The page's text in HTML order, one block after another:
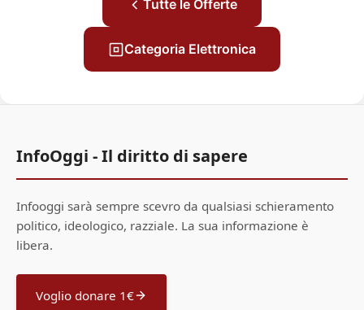
Tutte le Offerte
Categoria Elettronica
InfoOggi - Il diritto di sapere
Infooggi sarà sempre scevro da qualsiasi schieramento
politico, ideologico, razziale. La sua informazione è
libera.
Voglio donare 1€